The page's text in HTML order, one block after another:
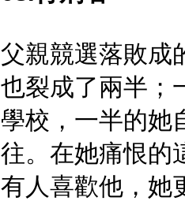
父親競選落敗成
也裂成了兩半；
學校，一半的她
往。在她痛恨的
有人喜歡他，她